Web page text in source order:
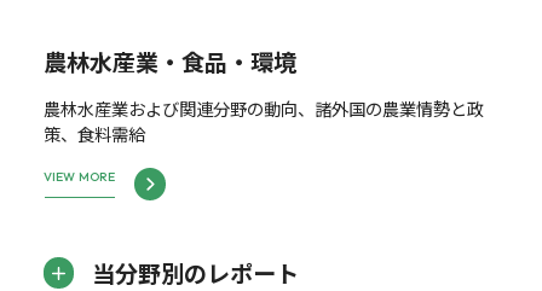
農林水産業・食品・環境
農林水産業および関連分野の動向、諸外国の農業情勢と政
策、食料需給
VIEW MORE
当分野別のレポート